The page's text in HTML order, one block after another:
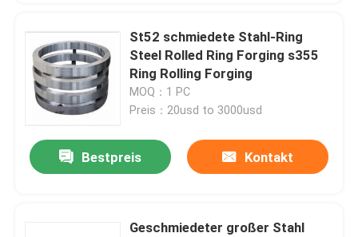
St52 schmiedete Stahl-Ring
Steel Rolled Ring Forging s355
Ring Rolling Forging
MOQ：1 PC
Preis：20usd to 3000usd
Bestpreis Kontakt
Geschmiedeter großer Stahl